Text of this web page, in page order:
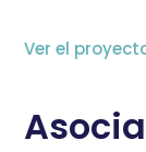
Ver el